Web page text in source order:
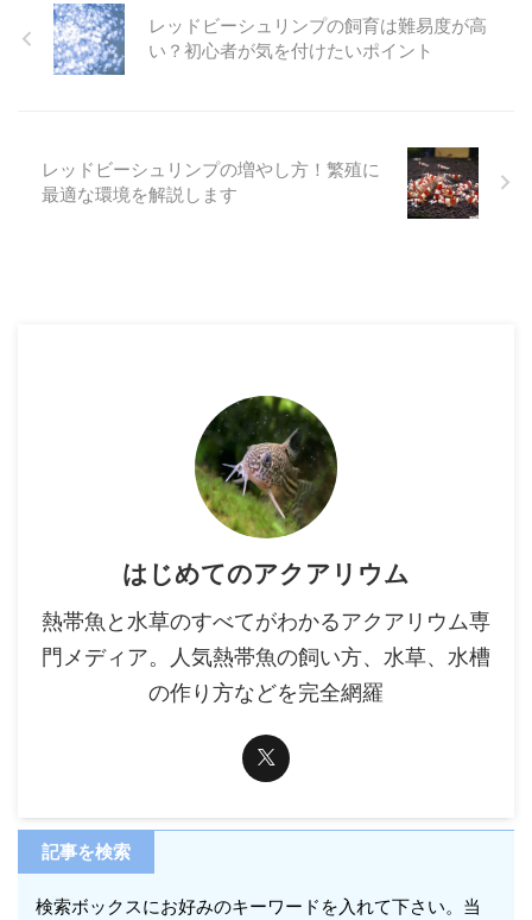
レッドビーシュリンプの飼育は難易度が高
い？初心者が気を付けたいポイント
レッドビーシュリンプの増やし方！繁殖に
最適な環境を解説します
はじめてのアクアリウム
熱帯魚と水草のすべてがわかるアクアリウム専
門メディア。人気熱帯魚の飼い方、水草、水槽
の作り方などを完全網羅
記事を検索
検索ボックスにお好みのキーワードを入れて下さい。当